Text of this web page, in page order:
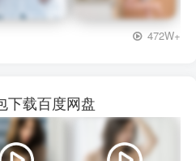
472W+
下载百度网盘
+3